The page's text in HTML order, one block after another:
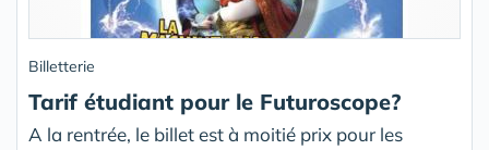
Billetterie
Tarif étudiant pour le Futuroscope?
A la rentrée, le billet est à moitié prix pour les